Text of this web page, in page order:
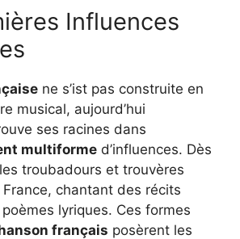
Influences
ne s’ist pas construite en
musical, aujourd’hui
ses racines dans
multiforme d’influences. Dès
troubadours et trouvères
chantant des récits
lyriques. Ces formes
français posèrent les